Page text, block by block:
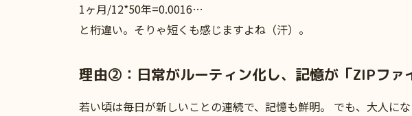
1ヶ月/12*50年=0.0016…
と桁違い。そりゃ短くも感じますよね（汗）。
理由②：日常がルーティン化し、記憶が「ZIPファ
若い頃は毎日が新しいことの連続で、記憶も鮮明。 でも、大人に